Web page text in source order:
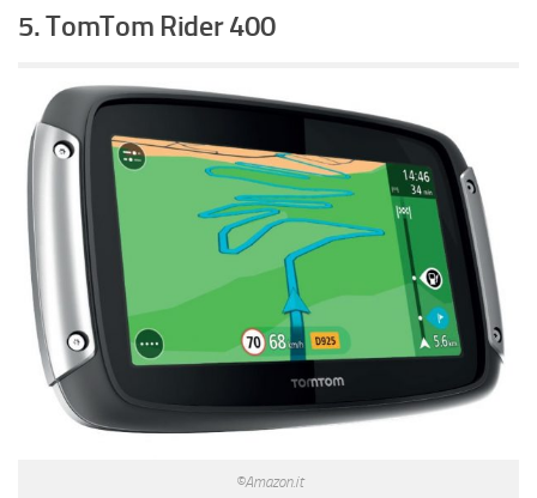
5. TomTom Rider 400
©Amazon.it